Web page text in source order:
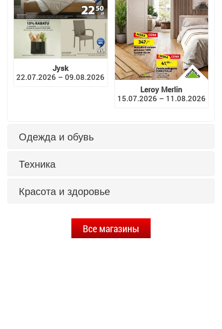
Jysk
22.07.2026 – 09.08.2026
Leroy Merlin
15.07.2026 – 11.08.2026
Одежда и обувь
Техника
Красота и здоровье
Все магазины